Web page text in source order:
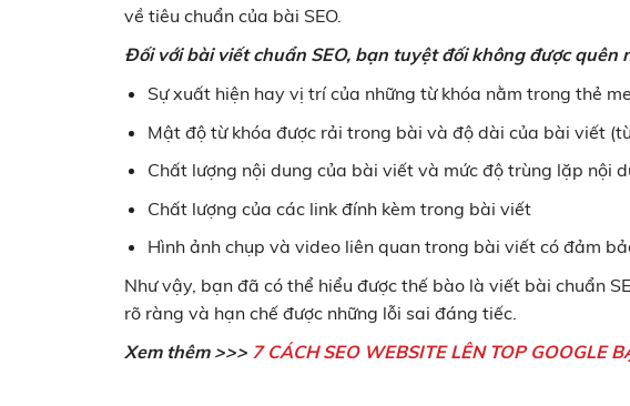
về tiêu chuẩn của bài SEO.
Đối với bài viết chuẩn SEO, bạn tuyệt đối không được quên
Sự xuất hiện hay vị trí của những từ khóa nằm trong thẻ
Mật độ từ khóa được rải trong bài và độ dài của bài viết
Chất lượng nội dung của bài viết và mức độ trùng lặp nội
Chất lượng của các link đính kèm trong bài viết
Hình ảnh chụp và video liên quan trong bài viết có đảm
Như vậy, bạn đã có thể hiểu được thế bào là viết bài chuẩn
rõ ràng và hạn chế được những lỗi sai đáng tiếc.
Xem thêm >>> 7 CÁCH SEO WEBSITE LÊN TOP GOOGLE